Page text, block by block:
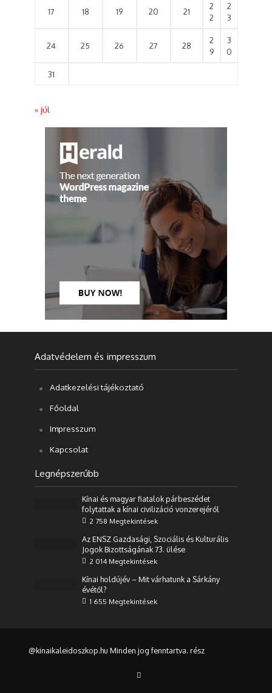
17 18 19 20 21
2
2
2
3
24 25 26 27 28
2
9
3
0
31
« júl
Adatvédelem és impresszum
Adatkezelési tájékoztató
Főoldal
Impresszum
Kapcsolat
Legnépszerűbb
Kínai és magyar fiatalok párbeszédet
folytattak a kínai civilizáció vonzerejéről
2 758 Megtekintések
Az ENSZ Gazdasági, Szociális és Kulturális
Jogok Bizottságának 73. ülése
2 014 Megtekintések
Kínai holdújév – Mit várhatunk a Sárkány
évétől?
1 655 Megtekintések
@kinaikaleidoszkop.hu Minden jog fenntartva. rész